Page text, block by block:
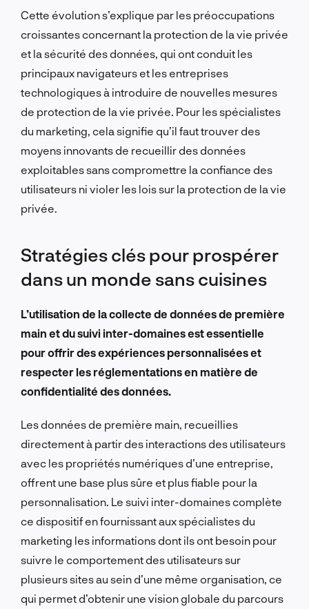
Cette évolution s’explique par les préoccupations
croissantes concernant la protection de la vie privée
et la sécurité des données, qui ont conduit les
principaux navigateurs et les entreprises
technologiques à introduire de nouvelles mesures
de protection de la vie privée. Pour les spécialistes
du marketing, cela signifie qu’il faut trouver des
moyens innovants de recueillir des données
exploitables sans compromettre la confiance des
utilisateurs ni violer les lois sur la protection de la vie
privée.
Stratégies clés pour prospérer
dans un monde sans cuisines
L’utilisation de la collecte de données de première
main et du suivi inter-domaines est essentielle
pour offrir des expériences personnalisées et
respecter les réglementations en matière de
confidentialité des données.
Les données de première main, recueillies
directement à partir des interactions des utilisateurs
avec les propriétés numériques d’une entreprise,
offrent une base plus sûre et plus fiable pour la
personnalisation. Le suivi inter-domaines complète
ce dispositif en fournissant aux spécialistes du
marketing les informations dont ils ont besoin pour
suivre le comportement des utilisateurs sur
plusieurs sites au sein d’une même organisation, ce
qui permet d’obtenir une vision globale du parcours